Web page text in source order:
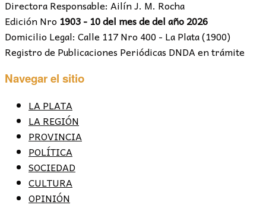
Directora Responsable: Ailín J. M. Rocha
Edición Nro 1903 - 10 del mes de del año 2026
Domicilio Legal: Calle 117 Nro 400 - La Plata (1900)
Registro de Publicaciones Periódicas DNDA en trámite
Navegar el sitio
LA PLATA
LA REGIÓN
PROVINCIA
POLÍTICA
SOCIEDAD
CULTURA
OPINIÓN